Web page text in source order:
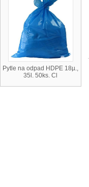
Pytle na odpad HDPE 18µ.,
35l. 50ks. Cl